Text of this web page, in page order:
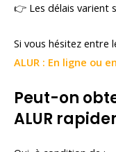
👉 Les délais varient
Si vous hésitez entre
ALUR : En ligne ou
Peut-on
ALUR